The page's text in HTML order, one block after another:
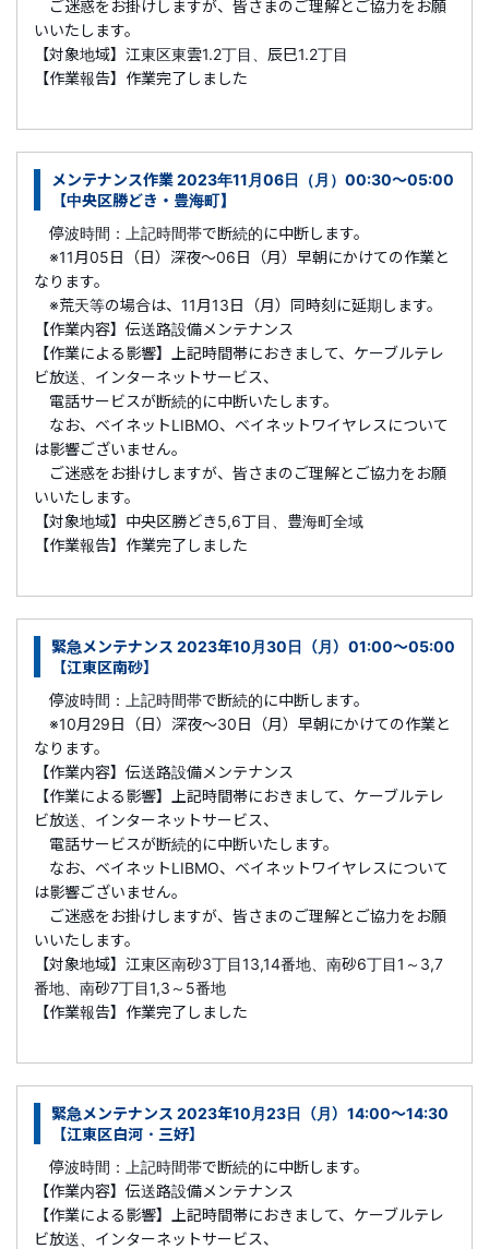
ご迷惑をお掛けしますが、皆さまのご理解とご協力をお願
いいたします。
【対象地域】江東区東雲1.2丁目、辰巳1.2丁目
【作業報告】作業完了しました
メンテナンス作業 2023年11月06日（月）00:30～05:00
【中央区勝どき・豊海町】
停波時間：上記時間帯で断続的に中断します。
※11月05日（日）深夜～06日（月）早朝にかけての作業と
なります。
※荒天等の場合は、11月13日（月）同時刻に延期します。
【作業内容】伝送路設備メンテナンス
【作業による影響】上記時間帯におきまして、ケーブルテレ
ビ放送、インターネットサービス、
電話サービスが断続的に中断いたします。
なお、ベイネットLIBMO、ベイネットワイヤレスについて
は影響ございません。
ご迷惑をお掛けしますが、皆さまのご理解とご協力をお願
いいたします。
【対象地域】中央区勝どき5,6丁目、豊海町全域
【作業報告】作業完了しました
緊急メンテナンス 2023年10月30日（月）01:00～05:00
【江東区南砂】
停波時間：上記時間帯で断続的に中断します。
※10月29日（日）深夜～30日（月）早朝にかけての作業と
なります。
【作業内容】伝送路設備メンテナンス
【作業による影響】上記時間帯におきまして、ケーブルテレ
ビ放送、インターネットサービス、
電話サービスが断続的に中断いたします。
なお、ベイネットLIBMO、ベイネットワイヤレスについて
は影響ございません。
ご迷惑をお掛けしますが、皆さまのご理解とご協力をお願
いいたします。
【対象地域】江東区南砂3丁目13,14番地、南砂6丁目1～3,7
番地、南砂7丁目1,3～5番地
【作業報告】作業完了しました
緊急メンテナンス 2023年10月23日（月）14:00～14:30
【江東区白河・三好】
停波時間：上記時間帯で断続的に中断します。
【作業内容】伝送路設備メンテナンス
【作業による影響】上記時間帯におきまして、ケーブルテレ
ビ放送、インターネットサービス、